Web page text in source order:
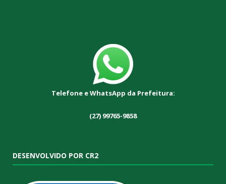
Telefone e WhatsApp da Prefeitura:
(27) 99765-9858
DESENVOLVIDO POR CR2